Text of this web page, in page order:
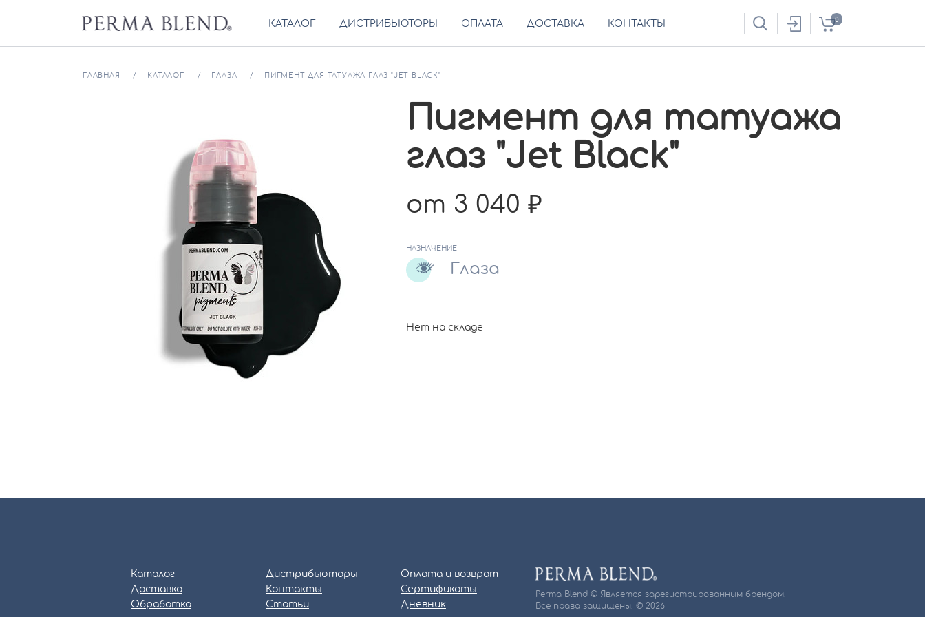
КАТАЛОГ ДИСТРИБЬЮТОРЫ ОПЛАТА ДОСТАВКА КОНТАКТЫ 0
ГЛАВНАЯ КАТАЛОГ ГЛАЗА ПИГМЕНТ ДЛЯ ТАТУАЖА ГЛАЗ "JET BLACK"
Пигмент для татуажа
глаз "Jet Black"
от 3 040
НАЗНАЧЕНИЕ
Глаза
Нет на складе
Каталог Дистрибьюторы
Оплата и возврат
Доставка
Контакты
Сертификаты
Обработка
Статьи Дневник
Perma Blend © Является зарегистрированным брендом.
Все права защищены. © 2026